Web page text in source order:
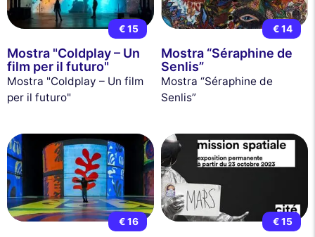
€ 15
Mostra "Coldplay – Un
film per il futuro"
Mostra "Coldplay – Un film
per il futuro"
€ 14
Mostra “Séraphine de
Senlis”
Mostra “Séraphine de
Senlis”
€ 16 € 15